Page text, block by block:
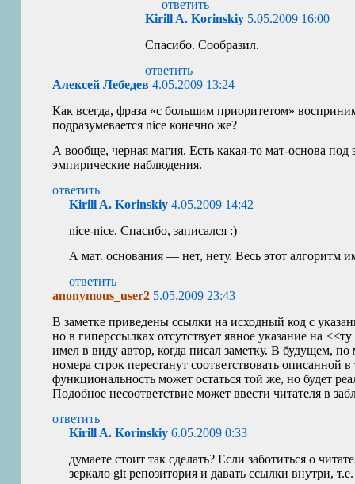
ответить
Kirill A. Korinskiy 5.05.2009 16:00
Спасибо. Сообразил.
ответить
Алексей Лебедев 4.05.2009 13:24
Как всегда, фраза «с большим приоритетом»
подразумевается nice конечно же?
А вообще, черная магия. Есть какая-то мат-основа
эмпирические наблюдения.
ответить
Kirill A. Korinskiy 4.05.2009 14:42
nice-nice. Спасибо, записался :)
А мат. основания — нет, нету. Весь этот алгоритм
ответить
anonymous_user2 5.05.2009 23:43
В заметке приведены ссылки на исходный код с
но в гиперссылках отсутствует явное указание на
имел в виду автор, когда писал заметку. В будущем,
номера строк перестанут соответствовать описанной
функциональность может остаться той же, но будет
Подобное несоответствие может ввести читателя в
ответить
Kirill A. Korinskiy 6.05.2009 0:33
думаете стоит так сделать? Если заботиться о
зеркало git репозитория и давать ссылки внутри,